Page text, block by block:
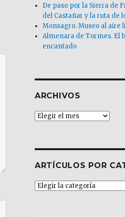
De paso por la Sierra de
del Castañar y la ruta de
Monsagro. Museo al aire
Almenara de Tormes. El
encantado
ARCHIVOS
Archivos
ARTÍCULOS POR
Artículos